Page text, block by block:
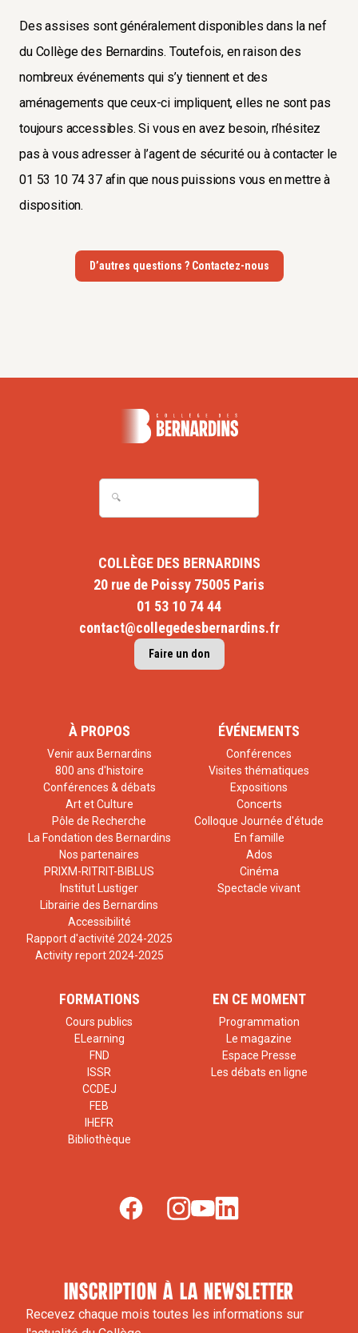
Des assises sont généralement disponibles dans la nef
du Collège des Bernardins. Toutefois, en raison des
nombreux événements qui s’y tiennent et des
aménagements que ceux-ci impliquent, elles ne sont pas
toujours accessibles. Si vous en avez besoin, n’hésitez
pas à vous adresser à l’agent de sécurité ou à contacter le
01 53 10 74 37 afin que nous puissions vous en mettre à
disposition.
D’autres questions ? Contactez-nous
COLLÈGE DES BERNARDINS
20 rue de Poissy 75005 Paris
01 53 10 74 44
contact@collegedesbernardins.fr
Faire un don
À PROPOS
Venir aux Bernardins
800 ans d'histoire
Conférences & débats
Art et Culture
Pôle de Recherche
La Fondation des Bernardins
Nos partenaires
PRIXM-RITRIT-BIBLUS
Institut Lustiger
Librairie des Bernardins
Accessibilité
Rapport d'activité 2024-2025
Activity report 2024-2025
ÉVÉNEMENTS
Conférences
Visites thématiques
Expositions
Concerts
Colloque Journée d'étude
En famille
Ados
Cinéma
Spectacle vivant
FORMATIONS
Cours publics
ELearning
FND
ISSR
CCDEJ
FEB
IHEFR
Bibliothèque
EN CE MOMENT
Programmation
Le magazine
Espace Presse
Les débats en ligne
inscription à la newsletter
Recevez chaque mois toutes les informations sur